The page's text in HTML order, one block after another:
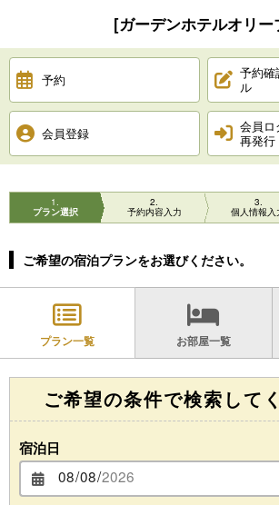
[ガーデンホテルオリー
予約
予約確
ル
会員登録
会員ロ
再発行
1
プラン選択
2
予約内容入力
3
個人情報入
ご希望の宿泊プランをお選びください。
プラン一覧 お部屋一覧
ご希望の条件で検索して
宿泊日